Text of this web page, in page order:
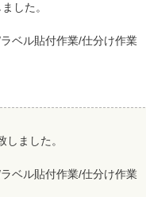
した。
ベル貼付作業/仕分け作業
ました。
ベル貼付作業/仕分け作業